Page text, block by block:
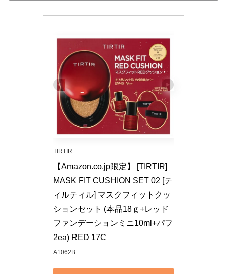
TIRTIR
【Amazon.co.jp限定】 [TIRTIR]
MASK FIT CUSHION SET 02 [テ
ィルティル] マスクフィットクッ
ションセット (本品18ｇ+レッド
ファンデーションミニ10ml+パフ
2ea) RED 17C
A1062B